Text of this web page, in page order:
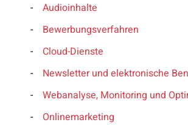
Audioinhalte
Bewerbungsverfahren
Cloud-Dienste
Newsletter und elektronische
Webanalyse, Monitoring und
Onlinemarketing